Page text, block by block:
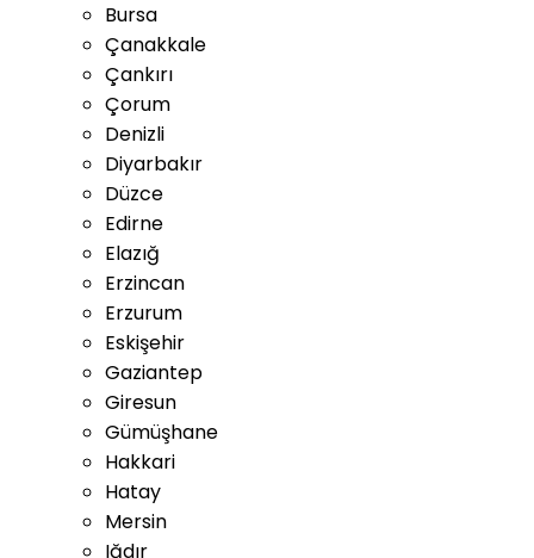
Bursa
Çanakkale
Çankırı
Çorum
Denizli
Diyarbakır
Düzce
Edirne
Elazığ
Erzincan
Erzurum
Eskişehir
Gaziantep
Giresun
Gümüşhane
Hakkari
Hatay
Mersin
Iğdır